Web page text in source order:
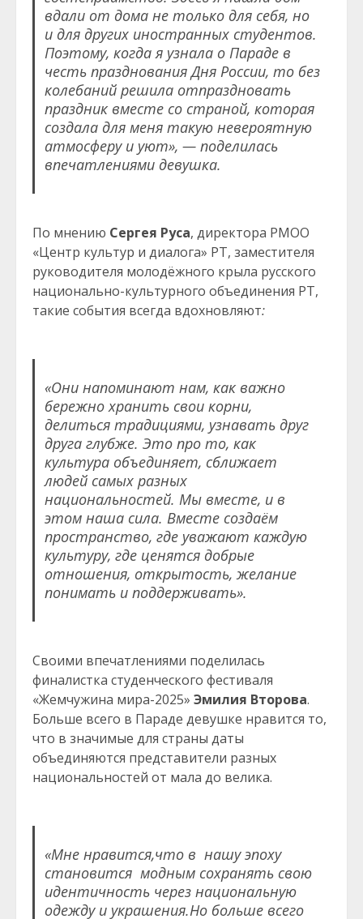
вдали от дома не только для себя, но
и для других иностранных студентов.
Поэтому, когда я узнала о Параде в
честь празднования Дня России, то без
колебаний решила отпраздновать
праздник вместе со страной, которая
создала для меня такую невероятную
атмосферу и уют», — поделилась
впечатлениями девушка.
По мнению Сергея Руса, директора РМОО
«Центр культур и диалога» РТ, заместителя
руководителя молодёжного крыла русского
национально-культурного объединения РТ,
такие события всегда вдохновляют:
«Они напоминают нам, как важно
бережно хранить свои корни,
делиться традициями, узнавать друг
друга глубже. Это про то, как
культура объединяет, сближает
людей самых разных
национальностей. Мы вместе, и в
этом наша сила. Вместе создаём
пространство, где уважают каждую
культуру, где ценятся добрые
отношения, открытость, желание
понимать и поддерживать».
Своими впечатлениями поделилась
финалистка студенческого фестиваля
«Жемчужина мира-2025» Эмилия Второва.
Больше всего в Параде девушке нравится то,
что в значимые для страны даты
объединяются представители разных
национальностей от мала до велика.
«Мне нравится,что в нашу эпоху
становится модным сохранять свою
идентичность через национальную
одежду и украшения.Но больше всего